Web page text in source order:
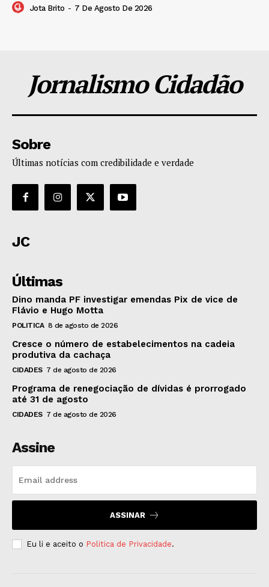
Jota Brito - 7 De Agosto De 2026
Jornalismo Cidadão
Sobre
Últimas notícias com credibilidade e verdade
JC
Últimas
Dino manda PF investigar emendas Pix de vice de
Flávio e Hugo Motta
POLITICA 8 de agosto de 2026
Cresce o número de estabelecimentos na cadeia
produtiva da cachaça
CIDADES 7 de agosto de 2026
Programa de renegociação de dívidas é prorrogado
até 31 de agosto
CIDADES 7 de agosto de 2026
Assine
ASSINAR
Eu li e aceito o Politica de Privacidade.